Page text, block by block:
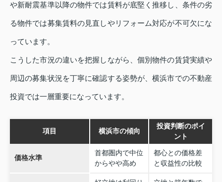
や新耐震基準以降の物件では賃料が底堅く推移し、条件の劣
る物件では募集賃料の見直しやリフォーム対応が不可欠にな
っています。
こうした市況の違いを把握しながら、個別物件の賃貸実績や
周辺の募集状況を丁寧に確認する姿勢が、横浜市での不動産
投資では一層重要になっています。
項目 横浜市の傾向
投資判断のポイ
ント
価格水準
首都圏内で中位
からやや高め
都心との価格差
と収益性の比較